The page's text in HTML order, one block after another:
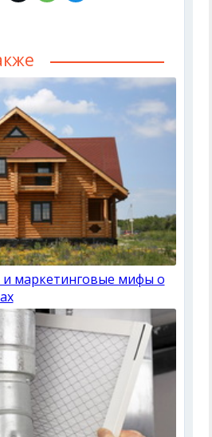
маркетинговые мифы о